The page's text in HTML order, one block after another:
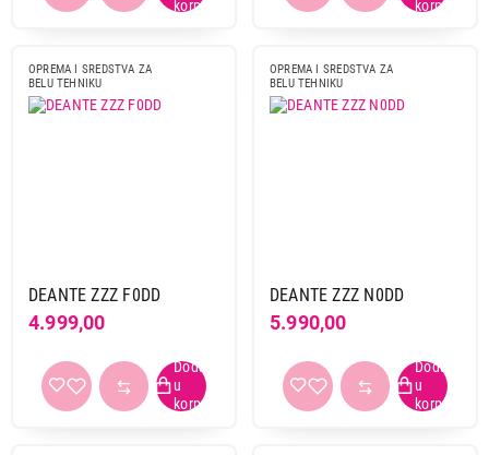
OPREMA I SREDSTVA ZA
BELU TEHNIKU
DEANTE ZZZ F0DD
4.999,00
OPREMA I SREDSTVA ZA
BELU TEHNIKU
DEANTE ZZZ N0DD
5.990,00